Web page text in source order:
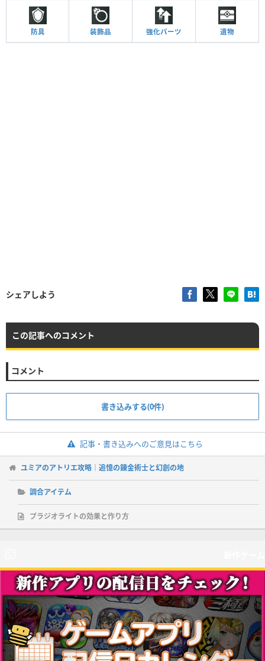
防具 装飾品 強化パーツ 遺物
シェアしよう
この記事へのコメント
コメント
書き込みする(0件)
記事・書き込みへのご意見はこちら
ユミアのアトリエ攻略｜追憶の錬金術士と幻創の地
調合アイテム
プラジオライトの効果と作り方